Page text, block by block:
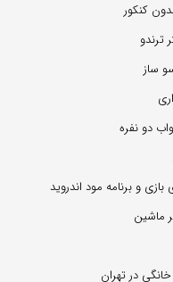
كنكور
ترندو
ساز
دو نفره
و برنامه مود اندروید
ماشین
خانگی در تهران